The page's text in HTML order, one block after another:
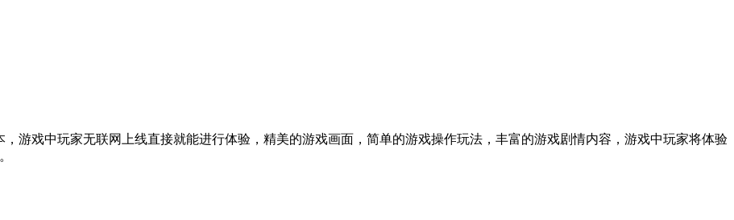
游戏中玩家无联网上线直接就能进行体验，精美的游戏画面，简单的游戏操作玩法，丰富的游戏剧情内容，游戏中玩家将体验